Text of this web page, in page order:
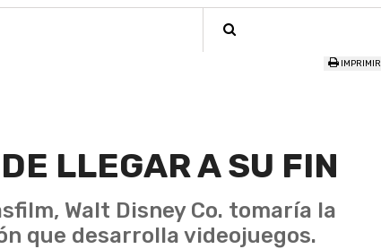
IMPRIMIR
LLEGAR A SU FIN
Walt Disney Co. tomaría la
que desarrolla videojuegos.